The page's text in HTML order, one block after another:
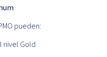
pueden:
nivel Gold